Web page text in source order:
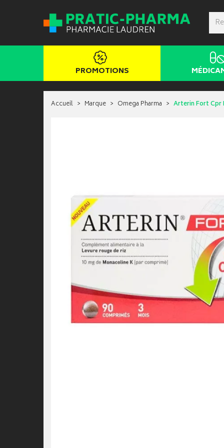
PROMOTIONS
Accueil Marque Omega Pharma Arterin Fort Cpr